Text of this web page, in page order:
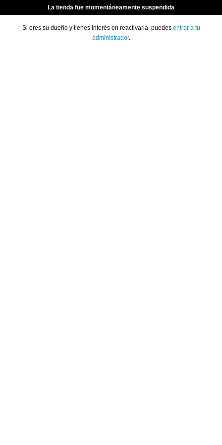
La tienda fue momentáneamente suspendida
Si eres su dueño y tienes interés en reactivarla, puedes entrar a tu
administrador.